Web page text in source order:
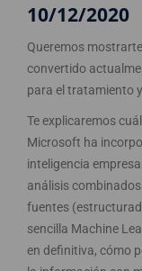
10/12/2020
Queremos
convertido
para el tratamiento
Te explicaremos
Microsoft ha
inteligencia
análisis
fuentes
sencilla Machine
en definitiva, cómo